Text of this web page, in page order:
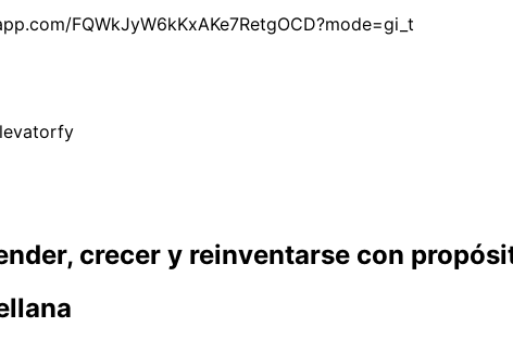
FQWkJyW6kKxAKe7RetgOCD?mode=gi_t
crecer y reinventarse con